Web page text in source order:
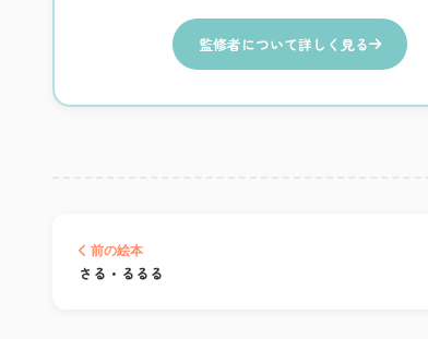
監修者について詳しく見る
前の絵本
さる・るるる